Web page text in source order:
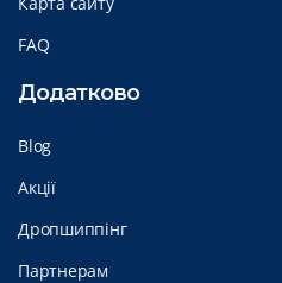
FAQ
Додатково
Blog
Акції
Дропшиппінг
Партнерам